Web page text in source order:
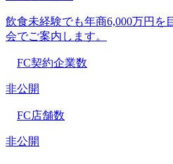
飲食未経験でも年商6,000万円を
会でご案内します。
FC契約企業数
非公開
FC店舗数
非公開